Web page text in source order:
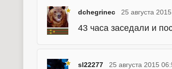
dchegrinec 25 августа
43 часа заседали и
sl22277 25 августа 2015